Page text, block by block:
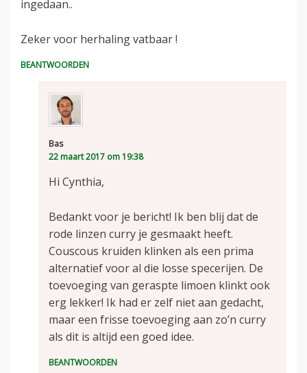
ingedaan..
Zeker voor herhaling vatbaar !
BEANTWOORDEN
Bas
22 maart 2017 om 19:38
Hi Cynthia,
Bedankt voor je bericht! Ik ben blij dat de
rode linzen curry je gesmaakt heeft.
Couscous kruiden klinken als een prima
alternatief voor al die losse specerijen. De
toevoeging van geraspte limoen klinkt ook
erg lekker! Ik had er zelf niet aan gedacht,
maar een frisse toevoeging aan zo’n curry
als dit is altijd een goed idee.
BEANTWOORDEN